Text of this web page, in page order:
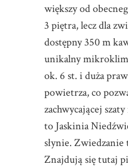
większy od
3 piętra, lecz dla
dostępny 350 m
unikalny
ok. 6 st. i duża
powietrza, co
zachwycającej
to Jaskinia
słynie.
Znajdują się tutaj